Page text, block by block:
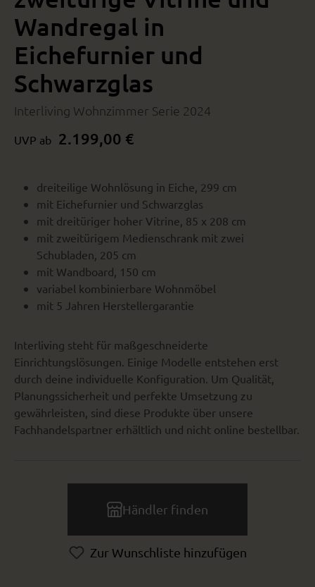
Wandregal in
Eichefurnier und
Schwarzglas
Interliving Wohnzimmer Serie 2024
UVP ab 2.199,00 €
dreiteilige Wohnlösung in Eiche, 299 cm
mit Eichefurnier und Schwarzglas
mit dreitüriger hoher Vitrine, 85 x 208 cm
mit zweitürigem Medienschrank mit zwei
Schubladen, 205 cm
mit Wandboard, 150 cm
variabel kombinierbare Wohnmöbel
mit 5 Jahren Herstellergarantie
Interliving steht für maßgeschneiderte
Einrichtungslösungen. Einige Modelle entstehen erst
durch deine individuelle Konfiguration. Um Qualität,
Planungssicherheit und perfekte Umsetzung zu
gewährleisten, sind diese Produkte über unsere
Fachhandelspartner erhältlich und nicht online bestellbar.
Händler finden
Zur Wunschliste hinzufügen